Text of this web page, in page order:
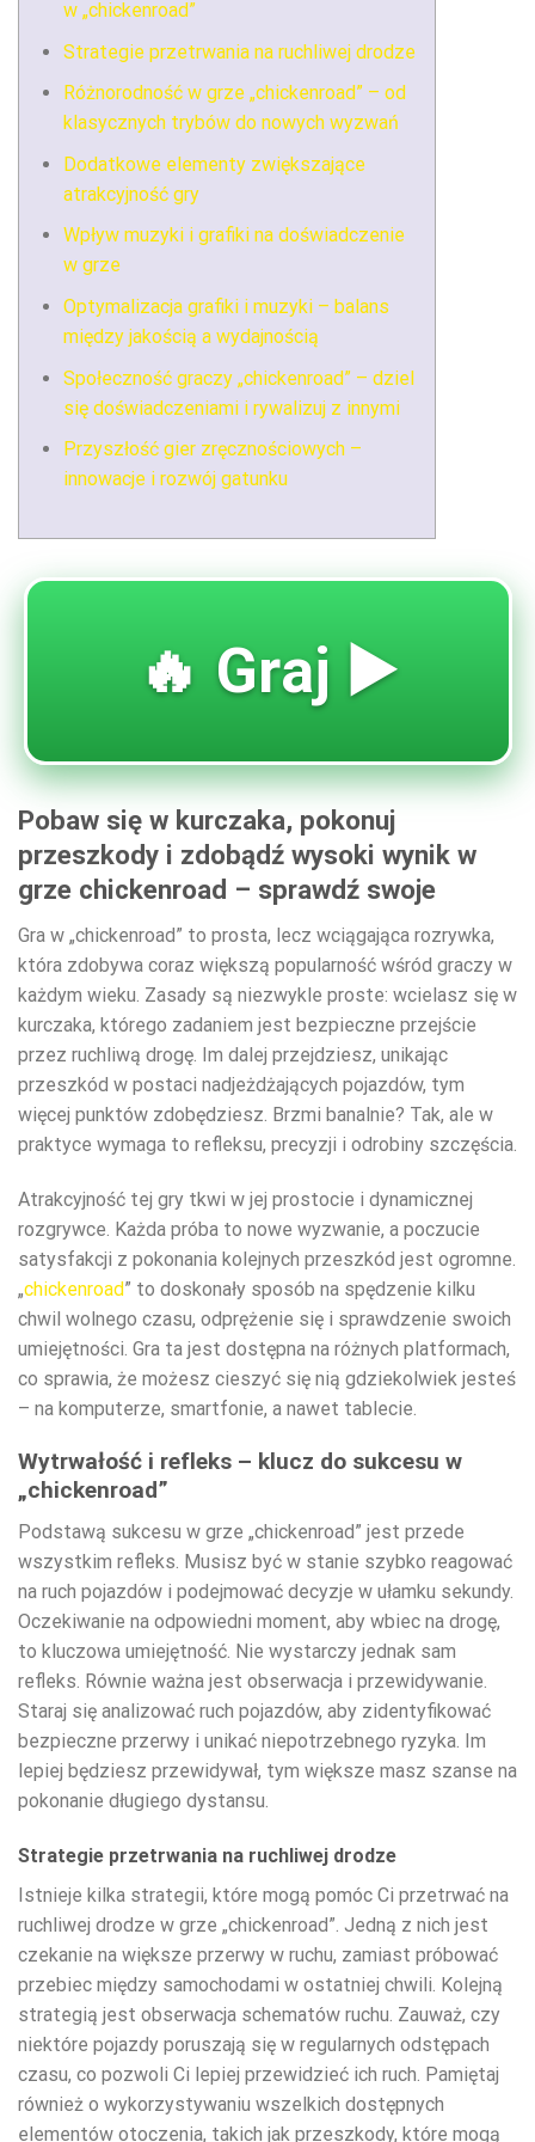
w „chickenroad”
Strategie przetrwania na ruchliwej drodze
Różnorodność w grze „chickenroad” – od
klasycznych trybów do nowych wyzwań
Dodatkowe elementy zwiększające
atrakcyjność gry
Wpływ muzyki i grafiki na doświadczenie
w grze
Optymalizacja grafiki i muzyki – balans
między jakością a wydajnością
Społeczność graczy „chickenroad” – dziel
się doświadczeniami i rywalizuj z innymi
Przyszłość gier zręcznościowych –
innowacje i rozwój gatunku
🔥 Graj ▶️
Pobaw się w kurczaka, pokonuj
przeszkody i zdobądź wysoki wynik w
grze chickenroad – sprawdź swoje
Gra w „chickenroad” to prosta, lecz wciągająca rozrywka,
która zdobywa coraz większą popularność wśród graczy w
każdym wieku. Zasady są niezwykle proste: wcielasz się w
kurczaka, którego zadaniem jest bezpieczne przejście
przez ruchliwą drogę. Im dalej przejdziesz, unikając
przeszkód w postaci nadjeżdżających pojazdów, tym
więcej punktów zdobędziesz. Brzmi banalnie? Tak, ale w
praktyce wymaga to refleksu, precyzji i odrobiny szczęścia.
Atrakcyjność tej gry tkwi w jej prostocie i dynamicznej
rozgrywce. Każda próba to nowe wyzwanie, a poczucie
satysfakcji z pokonania kolejnych przeszkód jest ogromne.
„chickenroad” to doskonały sposób na spędzenie kilku
chwil wolnego czasu, odprężenie się i sprawdzenie swoich
umiejętności. Gra ta jest dostępna na różnych platformach,
co sprawia, że możesz cieszyć się nią gdziekolwiek jesteś
– na komputerze, smartfonie, a nawet tablecie.
Wytrwałość i refleks – klucz do sukcesu w
„chickenroad”
Podstawą sukcesu w grze „chickenroad” jest przede
wszystkim refleks. Musisz być w stanie szybko reagować
na ruch pojazdów i podejmować decyzje w ułamku sekundy.
Oczekiwanie na odpowiedni moment, aby wbiec na drogę,
to kluczowa umiejętność. Nie wystarczy jednak sam
refleks. Równie ważna jest obserwacja i przewidywanie.
Staraj się analizować ruch pojazdów, aby zidentyfikować
bezpieczne przerwy i unikać niepotrzebnego ryzyka. Im
lepiej będziesz przewidywał, tym większe masz szanse na
pokonanie długiego dystansu.
Strategie przetrwania na ruchliwej drodze
Istnieje kilka strategii, które mogą pomóc Ci przetrwać na
ruchliwej drodze w grze „chickenroad”. Jedną z nich jest
czekanie na większe przerwy w ruchu, zamiast próbować
przebiec między samochodami w ostatniej chwili. Kolejną
strategią jest obserwacja schematów ruchu. Zauważ, czy
niektóre pojazdy poruszają się w regularnych odstępach
czasu, co pozwoli Ci lepiej przewidzieć ich ruch. Pamiętaj
również o wykorzystywaniu wszelkich dostępnych
elementów otoczenia, takich jak przeszkody, które mogą